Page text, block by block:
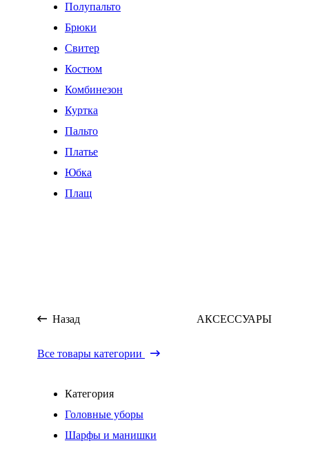
Полупальто
Брюки
Свитер
Костюм
Комбинезон
Куртка
Пальто
Платье
Юбка
Плащ
Назад АКСЕССУАРЫ
Все товары категории
Категория
Головные уборы
Шарфы и манишки